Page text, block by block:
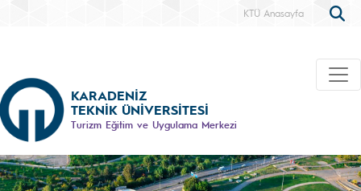
KTÜ Anasayfa
KARADENİZ
TEKNİK ÜNİVERSİTESİ
Turizm Eğitim ve Uygulama Merkezi